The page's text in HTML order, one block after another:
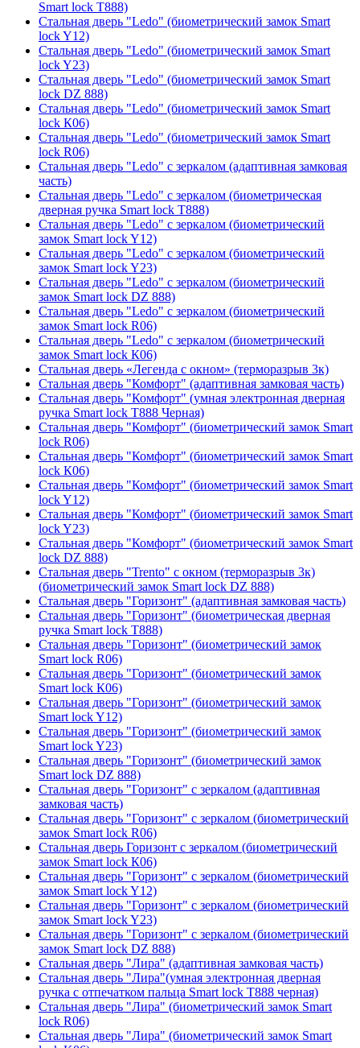
Smart lock T888)
Стальная дверь "Ledo" (биометрический замок Smart
lock Y12)
Стальная дверь "Ledo" (биометрический замок Smart
lock Y23)
Стальная дверь "Ledo" (биометрический замок Smart
lock DZ 888)
Стальная дверь "Ledo" (биометрический замок Smart
lock К06)
Стальная дверь "Ledo" (биометрический замок Smart
lock R06)
Стальная дверь "Ledo" с зеркалом (адаптивная замковая
часть)
Стальная дверь "Ledo" с зеркалом (биометрическая
дверная ручка Smart lock T888)
Стальная дверь "Ledo" с зеркалом (биометрический
замок Smart lock Y12)
Стальная дверь "Ledo" с зеркалом (биометрический
замок Smart lock Y23)
Стальная дверь "Ledo" с зеркалом (биометрический
замок Smart lock DZ 888)
Стальная дверь "Ledo" с зеркалом (биометрический
замок Smart lock R06)
Стальная дверь "Ledo" с зеркалом (биометрический
замок Smart lock К06)
Стальная дверь «Легенда с окном» (терморазрыв 3к)
Стальная дверь "Комфорт" (адаптивная замковая часть)
Стальная дверь "Комфорт" (умная электронная дверная
ручка Smart lock T888 Черная)
Стальная дверь "Комфорт" (биометрический замок Smart
lock R06)
Стальная дверь "Комфорт" (биометрический замок Smart
lock К06)
Стальная дверь "Комфорт" (биометрический замок Smart
lock Y12)
Стальная дверь "Комфорт" (биометрический замок Smart
lock Y23)
Стальная дверь "Комфорт" (биометрический замок Smart
lock DZ 888)
Стальная дверь "Trento" с окном (терморазрыв 3к)
(биометрический замок Smart lock DZ 888)
Стальная дверь "Горизонт" (адаптивная замковая часть)
Стальная дверь "Горизонт" (биометрическая дверная
ручка Smart lock T888)
Стальная дверь "Горизонт" (биометрический замок
Smart lock R06)
Стальная дверь "Горизонт" (биометрический замок
Smart lock К06)
Стальная дверь "Горизонт" (биометрический замок
Smart lock Y12)
Стальная дверь "Горизонт" (биометрический замок
Smart lock Y23)
Стальная дверь "Горизонт" (биометрический замок
Smart lock DZ 888)
Стальная дверь "Горизонт" с зеркалом (адаптивная
замковая часть)
Стальная дверь "Горизонт" с зеркалом (биометрический
замок Smart lock R06)
Стальная дверь Горизонт с зеркалом (биометрический
замок Smart lock К06)
Стальная дверь "Горизонт" с зеркалом (биометрический
замок Smart lock Y12)
Стальная дверь "Горизонт" с зеркалом (биометрический
замок Smart lock Y23)
Стальная дверь "Горизонт" с зеркалом (биометрический
замок Smart lock DZ 888)
Стальная дверь "Лира" (адаптивная замковая часть)
Стальная дверь "Лира"(умная электронная дверная
ручка с отпечатком пальца Smart lock T888 черная)
Стальная дверь "Лира" (биометрический замок Smart
lock R06)
Стальная дверь "Лира" (биометрический замок Smart